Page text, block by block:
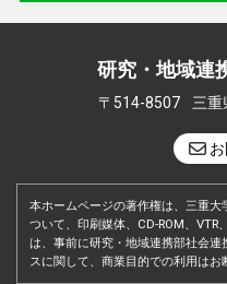
研究・地域連
〒514-8507 三重
本ホームページの著作権は、三重
ついて、印刷媒体、CD-ROM、
は、事前に研究・地域連携部社会
スに関して、商業目的での利用はお